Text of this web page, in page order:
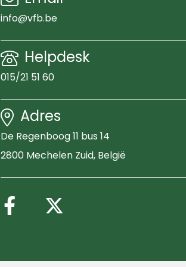
info@vfb.be
Helpdesk
015/21 51 60
Adres
De Regenboog 11 bus 14
2800 Mechelen Zuid, België
Volg ons op